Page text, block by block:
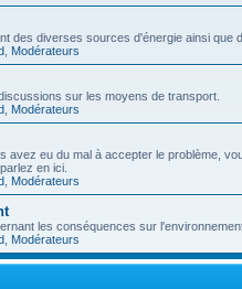
des diverses sources d'énergie ainsi que
Modérateurs
sur les moyens de transport.
Modérateurs
avez eu du mal à accepter le problème,
en ici.
Modérateurs
les conséquences sur
Modérateurs